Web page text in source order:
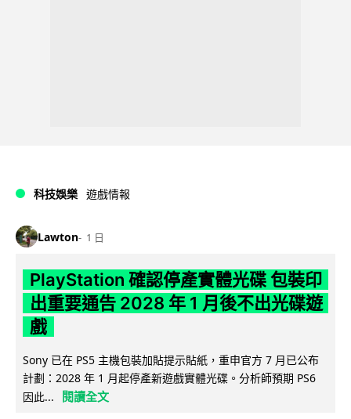
科技娛樂 遊戲情報
Lawton 1 日
PlayStation 確認停產實體光碟 包裝印
出重要通告 2028 年 1 月後不出光碟遊
戲
Sony 已在 PS5 主機包裝加貼提示貼紙，重申官方 7 月已公布
計劃：2028 年 1 月起停產新遊戲實體光碟。分析師預期 PS6
因此...
閱讀全文